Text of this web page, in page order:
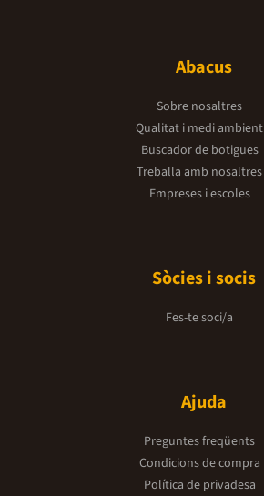
Abacus
Sobre nosaltres
Qualitat i medi ambient
Buscador de botigues
Treballa amb nosaltres
Empreses i escoles
Sòcies i socis
Fes-te soci/a
Ajuda
Preguntes freqüents
Condicions de compra
Política de privadesa